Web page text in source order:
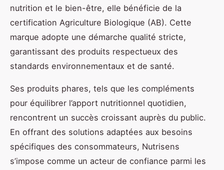
nutrition et le bien-être, elle bénéficie de la
certification Agriculture Biologique (AB). Cette
marque adopte une démarche qualité stricte,
garantissant des produits respectueux des
standards environnementaux et de santé.
Ses produits phares, tels que les compléments
pour équilibrer l’apport nutritionnel quotidien,
rencontrent un succès croissant auprès du public.
En offrant des solutions adaptées aux besoins
spécifiques des consommateurs, Nutrisens
s’impose comme un acteur de confiance parmi les